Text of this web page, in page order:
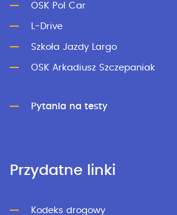
OSK Pol Car
L-Drive
Szkoła Jazdy Largo
OSK Arkadiusz Szczepaniak
Pytania na testy
Przydatne linki
Kodeks drogowy